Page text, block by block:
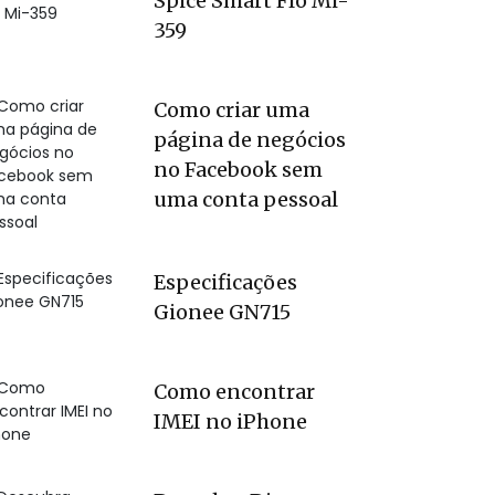
359
Como criar uma
página de negócios
no Facebook sem
uma conta pessoal
Especificações
Gionee GN715
Como encontrar
IMEI no iPhone